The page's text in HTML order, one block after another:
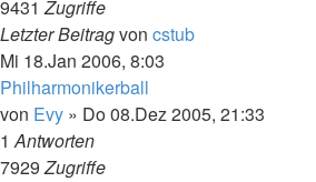
9431Zugriffe
Letzter Beitragvon cstub
Mi 18.Jan 2006, 8:03
Philharmonikerball
von Evy » Do 08.Dez 2005, 21:33
1Antworten
7929Zugriffe